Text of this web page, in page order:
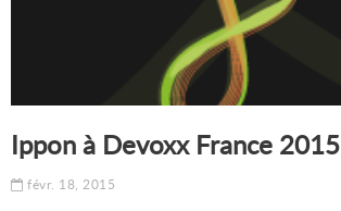
Ippon à Devoxx France 2015
févr. 18, 2015